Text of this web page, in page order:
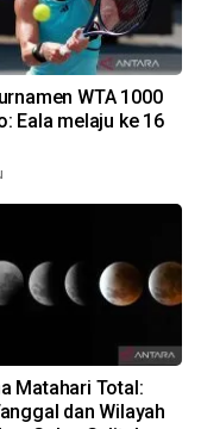
WTA 1000
Eala melaju ke 16
Matahari Total:
dan Wilayah